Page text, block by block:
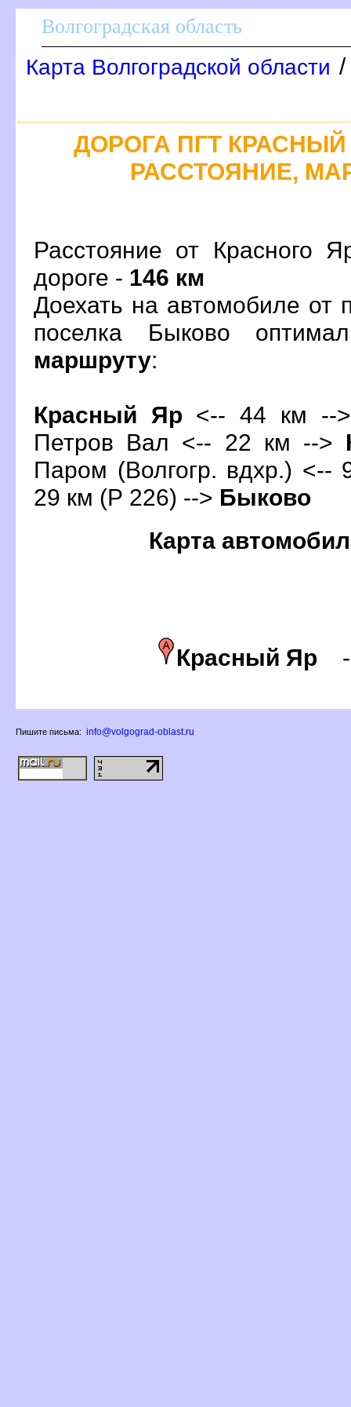
олгоградская область
Карта Волгоградской области /
ДОРОГА ПГТ
РАССТОЯНИЕ,
Расстояние от Красного
дороге - 146 км
Доехать на автомобиле от
поселка Быково
маршруту:
Красный Яр <-- 44 км --
Петров Вал <-- 22 км -->
Паром (Волгогр. вдхр.) <--
29 км (Р 226) --> Быково
Карта
Красный Яр
Пишите письма: info@volgograd-oblast.ru